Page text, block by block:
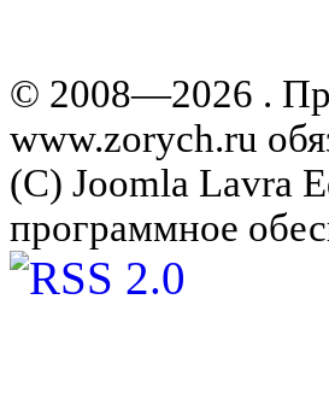
© 2008—2026 .
www.zorych.ru
(C) Joomla Lavra
программное